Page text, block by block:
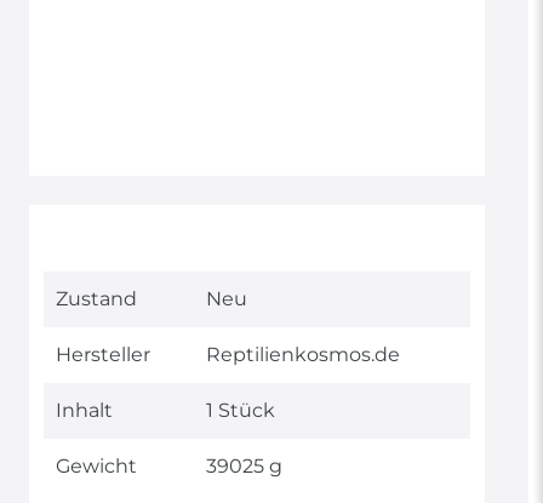
Technisches
Wert
Zustand Neu
Hersteller Reptilienkosmos.de
Inhalt 1 Stück
Gewicht 39025 g